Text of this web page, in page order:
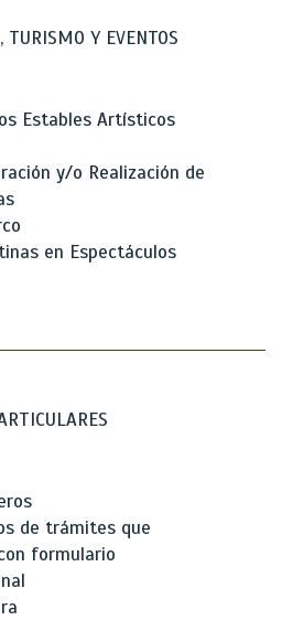
TURISMO Y EVENTOS
Estables Artísticos
y/o Realización de
en Espectáculos
de trámites que
formulario